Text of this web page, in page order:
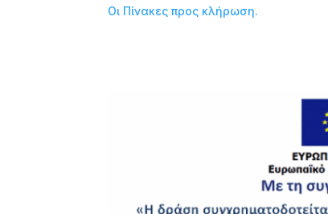
Οι Πίνακες προς κλήρωση.